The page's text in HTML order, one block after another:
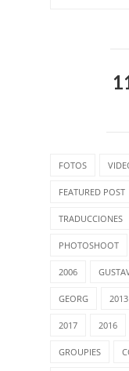
FOTOS
FEATURED POST
TRADUCCIONES
PHOTOSHOOT
2006
GEORG 2013
2017 2016
GROUPIES